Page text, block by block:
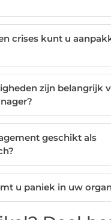
crises kunt u
zijn belangrijk
geschikt als
u paniek in uw